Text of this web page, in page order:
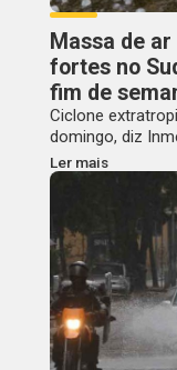
Massa de
fortes no
fim de
Ciclone
domingo, diz
Ler mais